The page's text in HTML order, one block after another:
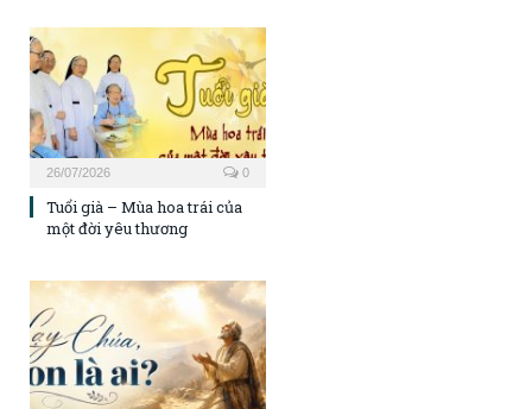
26/07/2026 0
Tuổi già – Mùa hoa trái của
một đời yêu thương